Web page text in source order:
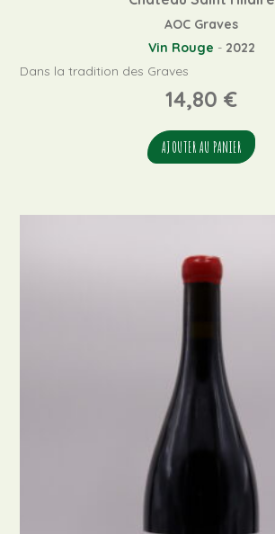
AOC Graves
Vin Rouge - 2022
Dans la tradition des Graves
14,80 €
AJOUTER AU PANIER